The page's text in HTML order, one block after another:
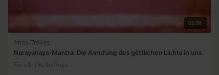
01:58
Anna Trökes
Narayanaya-Mantra: Die Anrufung des göttlichen Lichts in uns
Für alle | Hatha Yoga